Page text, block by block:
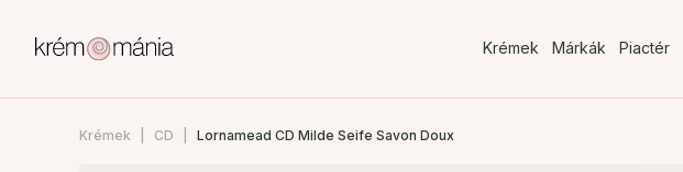
Krémek Márkák Piactér
Krémek CD Lornamead CD Milde Seife Savon Doux